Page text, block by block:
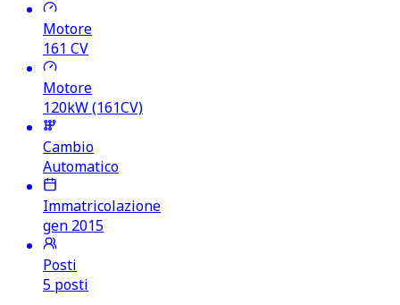
Motore
161 CV
Motore
120kW (161CV)
Cambio
Automatico
Immatricolazione
gen 2015
Posti
5 posti